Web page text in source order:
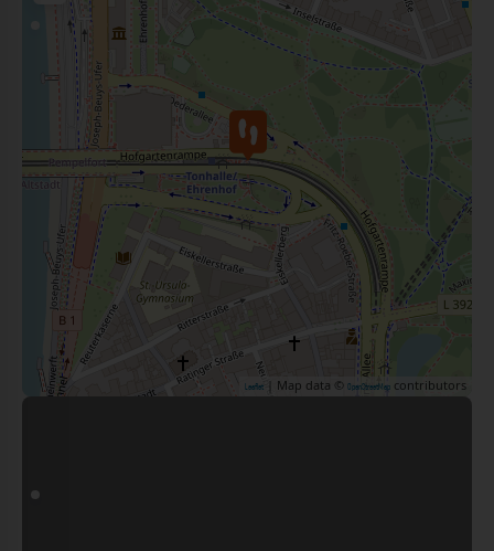
Leaflet | Map data © OpenStreetMap contributors